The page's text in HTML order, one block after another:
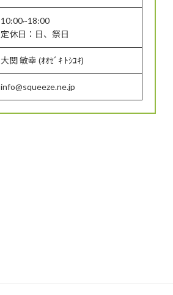
10:00~18:00
定休日：日、祭日
大関 敏幸 (ｵｵｾﾞｷ ﾄｼﾕｷ)
info@squeeze.ne.jp